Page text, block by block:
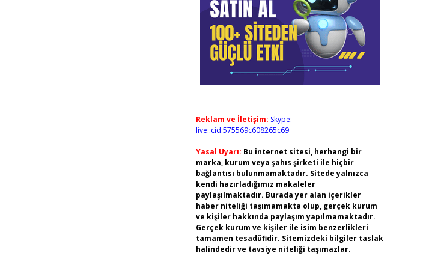
Reklam ve İletişim: Skype:
live:.cid.575569c608265c69
Yasal Uyarı: Bu internet sitesi, herhangi bir
marka, kurum veya şahıs şirketi ile hiçbir
bağlantısı bulunmamaktadır. Sitede yalnızca
kendi hazırladığımız makaleler
paylaşılmaktadır. Burada yer alan içerikler
haber niteliği taşımamakta olup, gerçek kurum
ve kişiler hakkında paylaşım yapılmamaktadır.
Gerçek kurum ve kişiler ile isim benzerlikleri
tamamen tesadüfidir. Sitemizdeki bilgiler taslak
halindedir ve tavsiye niteliği taşımazlar.